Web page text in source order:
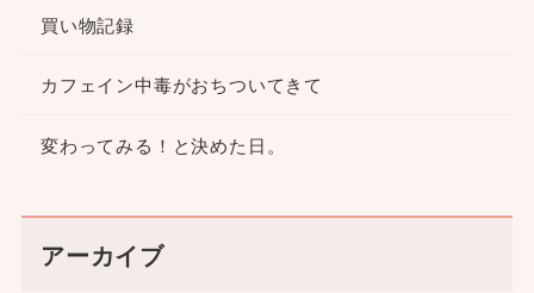
買い物記録
カフェイン中毒がおちついてきて
変わってみる！と決めた日。
アーカイブ